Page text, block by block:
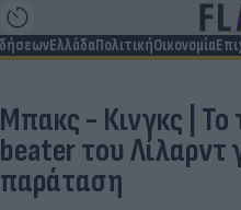
ΕλλάδαΠολιτικήΟικονομία
Μπακς - Κινγκς | Το
beater του Λίλαρντ
παράταση